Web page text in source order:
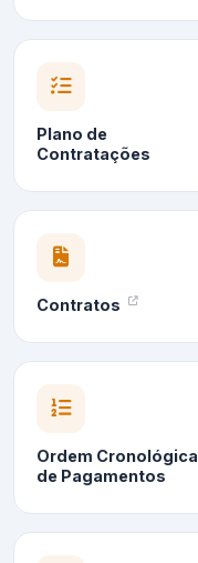
Plano de
Contratações
Contratos
Ordem Cronológica
de Pagamentos